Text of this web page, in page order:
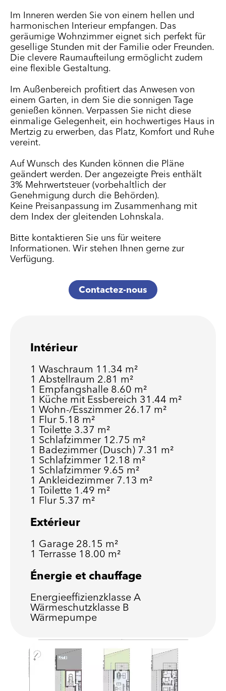
Im Inneren werden Sie von einem hellen und
harmonischen Interieur empfangen. Das
geräumige Wohnzimmer eignet sich perfekt für
gesellige Stunden mit der Familie oder Freunden.
Die clevere Raumaufteilung ermöglicht zudem
eine flexible Gestaltung.
Im Außenbereich profitiert das Anwesen von
einem Garten, in dem Sie die sonnigen Tage
genießen können. Verpassen Sie nicht diese
einmalige Gelegenheit, ein hochwertiges Haus in
Mertzig zu erwerben, das Platz, Komfort und Ruhe
vereint.
Auf Wunsch des Kunden können die Pläne
geändert werden. Der angezeigte Preis enthält
3% Mehrwertsteuer (vorbehaltlich der
Genehmigung durch die Behörden).
Keine Preisanpassung im Zusammenhang mit
dem Index der gleitenden Lohnskala.
Bitte kontaktieren Sie uns für weitere
Informationen. Wir stehen Ihnen gerne zur
Verfügung.
Contactez-nous
Intérieur
1 Waschraum 11.34 m²
1 Abstellraum 2.81 m²
1 Empfangshalle 8.60 m²
1 Küche mit Essbereich 31.44 m²
1 Wohn-/Esszimmer 26.17 m²
1 Flur 5.18 m²
1 Toilette 3.37 m²
1 Schlafzimmer 12.75 m²
1 Badezimmer (Dusch) 7.31 m²
1 Schlafzimmer 12.18 m²
1 Schlafzimmer 9.65 m²
1 Ankleidezimmer 7.13 m²
1 Toilette 1.49 m²
1 Flur 5.37 m²
Extérieur
1 Garage 28.15 m²
1 Terrasse 18.00 m²
Énergie et chauffage
Energieeffizienzklasse A
Wärmeschutzklasse B
Wärmepumpe